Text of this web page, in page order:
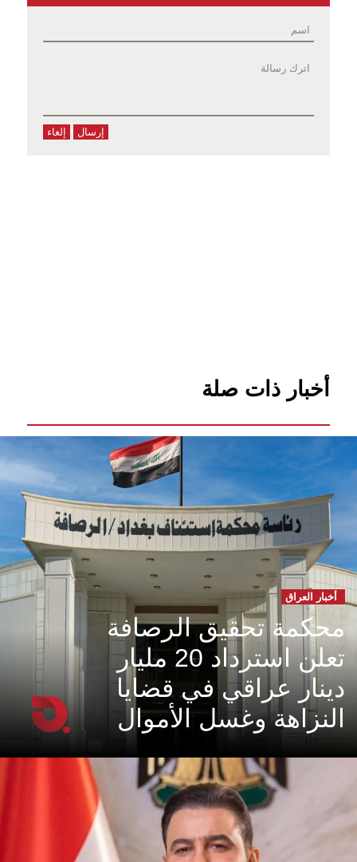
إرسال إلغاء
أخبار ذات صلة
أخبار العراق
محكمة تحقيق الرصافة
تعلن استرداد 20 مليار
دينار عراقي في قضايا
النزاهة وغسل الأموال